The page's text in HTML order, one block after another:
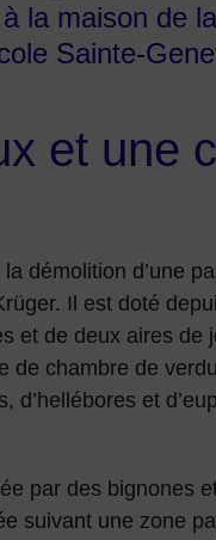
la maison de
Sainte-
et une
démolition d’une
Il est doté
et de deux aires de
de chambre de
d’hellébores et
par des bignones
suivant une zone